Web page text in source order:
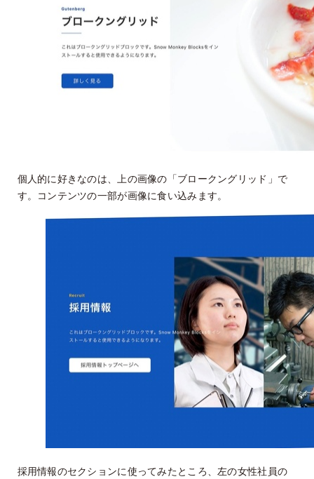
個人的に好きなのは、上の画像の「ブロークングリッド」で
す。コンテンツの一部が画像に食い込みます。
採用情報のセクションに使ってみたところ、左の女性社員の